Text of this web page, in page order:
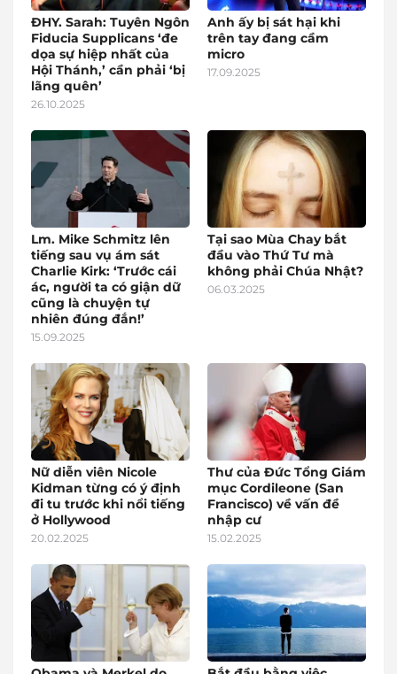
ĐHY. Sarah: Tuyên Ngôn
Fiducia Supplicans ‘đe
dọa sự hiệp nhất của
Hội Thánh,’ cần phải ‘bị
lãng quên’
26.10.2025
Anh ấy bị sát hại khi
trên tay đang cầm
micro
17.09.2025
Lm. Mike Schmitz lên
tiếng sau vụ ám sát
Charlie Kirk: ‘Trước cái
ác, người ta có giận dữ
cũng là chuyện tự
nhiên đúng đắn!’
15.09.2025
Tại sao Mùa Chay bắt
đầu vào Thứ Tư mà
không phải Chúa Nhật?
06.03.2025
Nữ diễn viên Nicole
Kidman từng có ý định
đi tu trước khi nổi tiếng
ở Hollywood
20.02.2025
Thư của Đức Tổng Giám
mục Cordileone (San
Francisco) về vấn đề
nhập cư
15.02.2025